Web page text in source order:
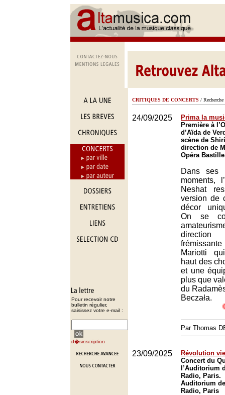
Pour recevoir notre
bulletin régulier,
saisissez votre e-mail :
d�sinscription
CRITIQUES DE CONCERTS / Recherche
24/09/2025
Prima la
Première à
d’Aïda de
scène de
direction de
Opéra
Dans ses
moments,
Neshat
version de
décor
On se
Mariotti
haut des
et une
plus que
du
Beczała.
Par Thomas
23/09/2025
Révolution
Concert du
l’Auditorium
Radio, Paris.
Auditorium
Radio, Paris